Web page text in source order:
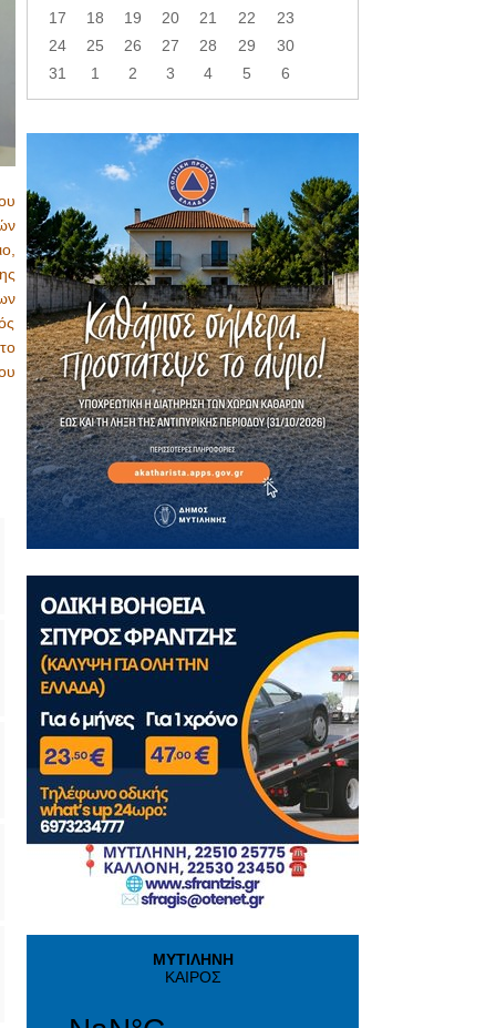
17
18 19 20 21 22
23
24
25 26 27 28 29
30
31
1 2 3 4 5 6